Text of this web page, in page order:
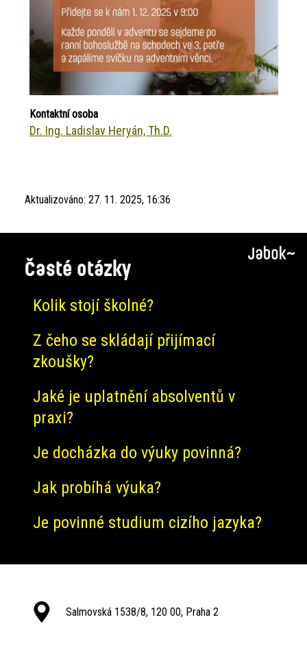
Kontaktní osoba
Dr. Ing. Ladislav Heryán, Th.D.
Aktualizováno: 27. 11. 2025, 16:36
Časté otázky
Kolik stojí školné?
Z čeho se skládají přijímací
zkoušky?
Jaké je uplatnění absolventů v
praxi?
Je docházka do výuky povinná?
Jak probíhá výuka?
Je povinné studium cizího jazyka?
Salmovská 1538/8, 120 00, Praha 2